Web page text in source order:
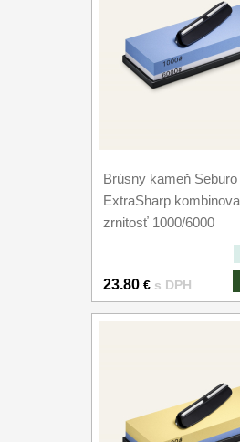
Brúsny kameň Seburo
ExtraSharp
zrnitosť 1000/6000
23.80 € s DPH